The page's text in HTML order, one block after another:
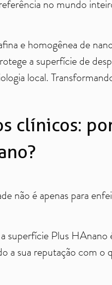
no mundo
e homogênea de
a superfície de
local.
clínicos:
não é apenas para
superfície Plus
a sua reputação com o